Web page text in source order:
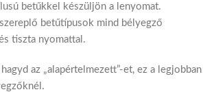
betűkkel készüljön a lenyomat.
betűtípusok mind bélyegző
tiszta nyomattal.
az „alapértelmezett”-et, ez a legjobban